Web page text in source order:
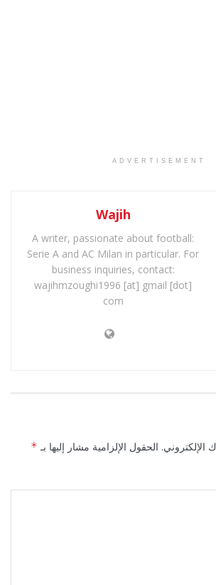
ADVERTISEMENT
Wajih
A writer, passionate about football:
Serie A and AC Milan in particular. For
business inquiries, contact:
wajihmzoughi1996 [at] gmail [dot]
com
الإلكتروني. الحقول الإلزامية مشار إليها بـ *